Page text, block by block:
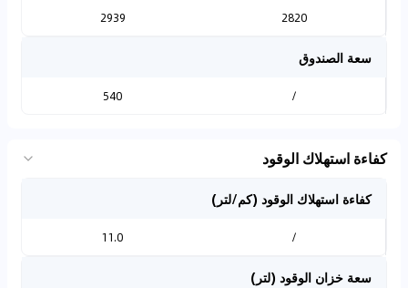
2820
2939
سعة الصندوق
/
540
كفاءة استهلاك الوقود
كفاءة استهلاك الوقود (كم/لتر)
/
11.0
سعة خزان الوقود (لتر)